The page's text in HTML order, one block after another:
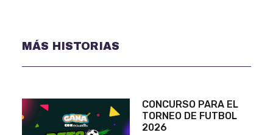
MÁS HISTORIAS
CONCURSO PARA EL
TORNEO DE FUTBOL
2026